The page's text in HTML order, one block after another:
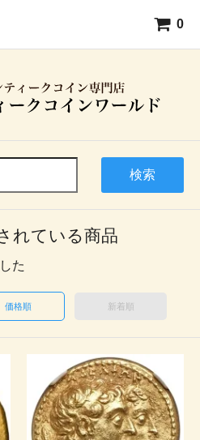
0
検索
れている商品
た
価格順 新着順